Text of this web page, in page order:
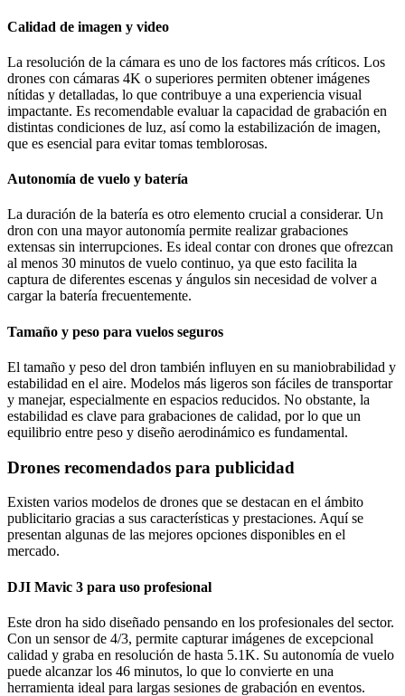
Calidad de imagen y video
La resolución de la cámara es uno de los factores más críticos. Los
drones con cámaras 4K o superiores permiten obtener imágenes
nítidas y detalladas, lo que contribuye a una experiencia visual
impactante. Es recomendable evaluar la capacidad de grabación en
distintas condiciones de luz, así como la estabilización de imagen,
que es esencial para evitar tomas temblorosas.
Autonomía de vuelo y batería
La duración de la batería es otro elemento crucial a considerar. Un
dron con una mayor autonomía permite realizar grabaciones
extensas sin interrupciones. Es ideal contar con drones que ofrezcan
al menos 30 minutos de vuelo continuo, ya que esto facilita la
captura de diferentes escenas y ángulos sin necesidad de volver a
cargar la batería frecuentemente.
Tamaño y peso para vuelos seguros
El tamaño y peso del dron también influyen en su maniobrabilidad y
estabilidad en el aire. Modelos más ligeros son fáciles de transportar
y manejar, especialmente en espacios reducidos. No obstante, la
estabilidad es clave para grabaciones de calidad, por lo que un
equilibrio entre peso y diseño aerodinámico es fundamental.
Drones recomendados para publicidad
Existen varios modelos de drones que se destacan en el ámbito
publicitario gracias a sus características y prestaciones. Aquí se
presentan algunas de las mejores opciones disponibles en el
mercado.
DJI Mavic 3 para uso profesional
Este dron ha sido diseñado pensando en los profesionales del sector.
Con un sensor de 4/3, permite capturar imágenes de excepcional
calidad y graba en resolución de hasta 5.1K. Su autonomía de vuelo
puede alcanzar los 46 minutos, lo que lo convierte en una
herramienta ideal para largas sesiones de grabación en eventos.